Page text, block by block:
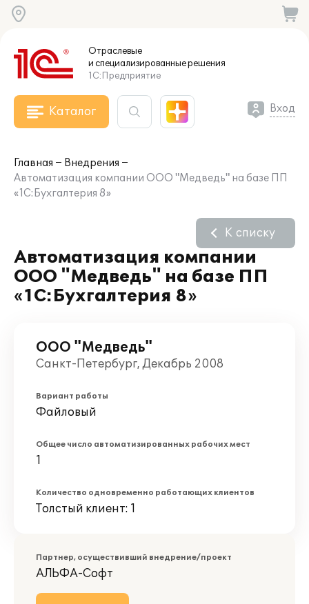
Отраслевые
и специализированныерешения
1С:Предприятие
Каталог Вход
Главная
Внедрения
Автоматизация компании ООО "Медведь" на базе ПП
«1С:Бухгалтерия 8»
Автоматизация компании
ООО "Медведь" на базе ПП
«1С:Бухгалтерия 8»
К списку
ООО "Медведь"
Санкт-Петербург, Декабрь 2008
Вариант работы
Файловый
Общее число автоматизированных рабочих мест
1
Количество одновременно работающих клиентов
Толстый клиент: 1
Партнер, осуществивший внедрение/проект
АЛЬФА-Софт